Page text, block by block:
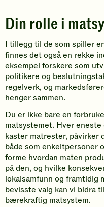
Din rolle i
I tillegg til de som spiller
finnes det også en rekke
eksempel forskere som
politikere og
regelverk, og
henger sammen.
Du er ikke bare en
matsystemet. Hver
kaster matrester, påvirker
både som enkeltpersoner
forme hvordan maten
på den, og hvilke
lokalsamfunn og framtidig
bevisste valg kan vi bidra
bærekraftig matsystem.